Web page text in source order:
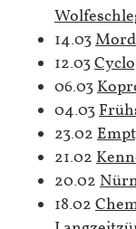
14.03
12.03
06.03
04.03
23.02
21.02
20.02
18.02